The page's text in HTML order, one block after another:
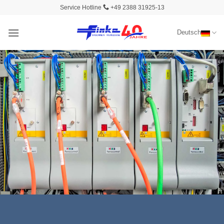
springen
Service Hotline +49 2388 31925-13
Deutsch